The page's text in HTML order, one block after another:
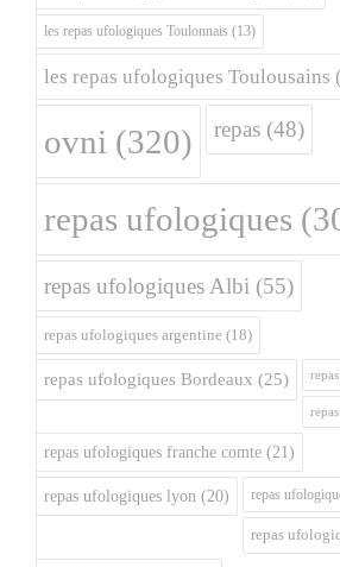
les repas ufologiques Toulonnais (13)
les repas ufologiques Toulousains
ovni (320) repas (48)
repas ufologiques
repas ufologiques Albi (55)
repas ufologiques argentine (18)
repas ufologiques Bordeaux (25)
repas ufologiques franche comte (21)
repas ufologiques lyon (20) repas
repas